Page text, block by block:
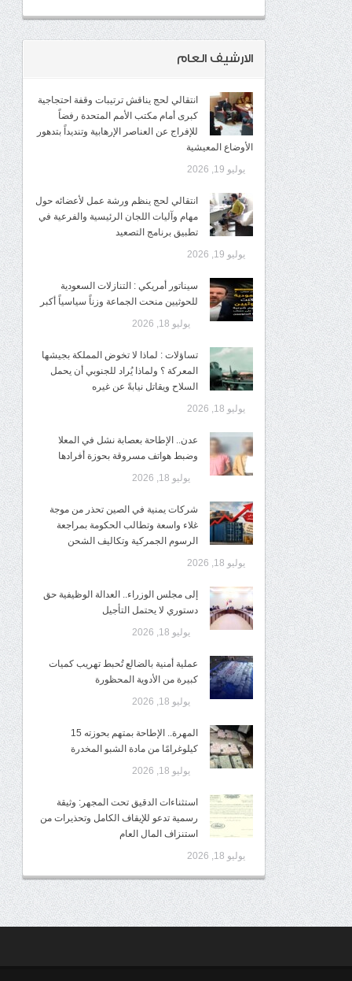
الارشيف العام
انتقالي لحج يناقش ترتيبات وقفة احتجاجية
كبرى أمام مكتب الأمم المتحدة رفضاً
للإفراج عن العناصر الإرهابية وتنديداً بتدهور
الأوضاع المعيشية
يوليو 19, 2026
انتقالي لحج ينظم ورشة عمل لأعضائه حول
مهام وآليات اللجان الرئيسية والفرعية في
تطبيق برنامج التصعيد
يوليو 19, 2026
سيناتور أمريكي : التنازلات السعودية
للحوثيين منحت الجماعة وزناً سياسياً أكبر
يوليو 18, 2026
تساؤلات : لماذا لا تخوض المملكة بجيشها
المعركة ؟ ولماذا يُراد للجنوبي أن يحمل
السلاح ويقاتل نيابةً عن غيره
يوليو 18, 2026
عدن.. الإطاحة بعصابة نشل في المعلا
وضبط هواتف مسروقة بحوزة أفرادها
يوليو 18, 2026
شركات يمنية في الصين تحذر من موجة
غلاء واسعة وتطالب الحكومة بمراجعة
الرسوم الجمركية وتكاليف الشحن
يوليو 18, 2026
إلى مجلس الوزراء.. العدالة الوظيفية حق
دستوري لا يحتمل التأجيل
يوليو 18, 2026
عملية أمنية بالضالع تُحبط تهريب كميات
كبيرة من الأدوية المحظورة
يوليو 18, 2026
المهرة.. الإطاحة بمتهم بحوزته 15
كيلوغرامًا من مادة الشبو المخدرة
يوليو 18, 2026
استثناءات الدقيق تحت المجهر: وثيقة
رسمية تدعو للإيقاف الكامل وتحذيرات من
استنزاف المال العام
يوليو 18, 2026